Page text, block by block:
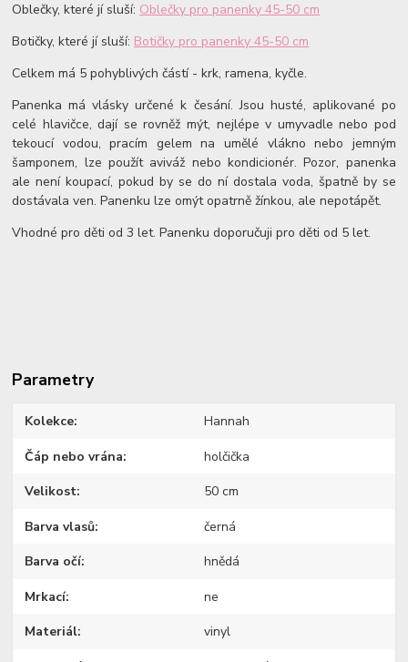
Oblečky, které jí sluší: Oblečky pro panenky 45-50 cm
Botičky, které jí sluší: Botičky pro panenky 45-50 cm
Celkem má 5 pohyblivých částí - krk, ramena, kyčle.
Panenka má vlásky určené k česání. Jsou husté, aplikované po
celé hlavičce, dají se rovněž mýt, nejlépe v umyvadle nebo pod
tekoucí vodou, pracím gelem na umělé vlákno nebo jemným
šamponem, lze použít aviváž nebo kondicionér. Pozor, panenka
ale není koupací, pokud by se do ní dostala voda, špatně by se
dostávala ven. Panenku lze omýt opatrně žínkou, ale nepotápět.
Vhodné pro děti od 3 let. Panenku doporučuji pro děti od 5 let.
Parametry
Kolekce Hannah
Čáp nebo vrána holčička
Velikost 50 cm
Barva vlasů černá
Barva očí hnědá
Mrkací ne
Materiál vinyl